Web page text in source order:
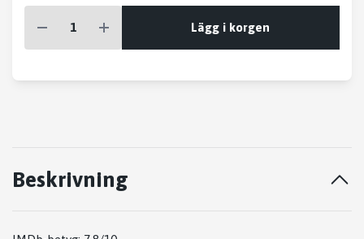
Lägg i korgen
Beskrivning